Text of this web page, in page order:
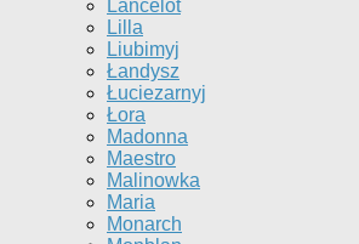
Lancelot
Lilla
Liubimyj
Łandysz
Łuciezarnyj
Łora
Madonna
Maestro
Malinowka
Maria
Monarch